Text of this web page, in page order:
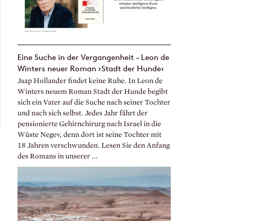
Eine Suche in der Vergangenheit – Leon de
Winters neuer Roman ›Stadt der Hunde‹
Jaap Hollander findet keine Ruhe. In Leon de
Winters neuem Roman Stadt der Hunde begibt
sich ein Vater auf die Suche nach seiner Tochter
und nach sich selbst. Jedes Jahr fährt der
pensionierte Gehirnchirurg nach Israel in die
Wüste Negev, denn dort ist seine Tochter mit
18 Jahren verschwunden. Lesen Sie den Anfang
des Romans in unserer ...